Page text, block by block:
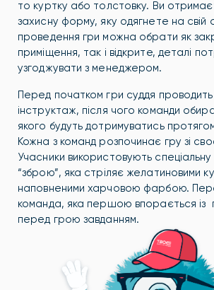
то куртку або толстовку. Ви
захисну форму, яку одягнете на свій
проведення гри можна обрати як
приміщення, так і відкрите, деталі
узгоджувати з менеджером.
Перед початком гри суддя проводить
інструктаж, після чого команди
якого будуть дотримуватись протягом
Кожна з команд розпочинає гру зі
Учасники використовують
“зброю”, яка стріляє желатиновими
наповненими харчовою фарбою.
команда, яка першою впорається із
перед грою завданням.